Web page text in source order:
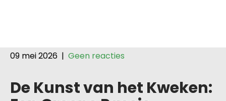
09 mei 2026 | Geen reacties
De Kunst van het Kweken: